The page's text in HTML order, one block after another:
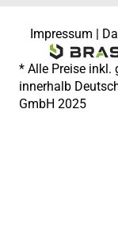
Impressum |
* Alle Preise inkl.
innerhalb
GmbH 2025